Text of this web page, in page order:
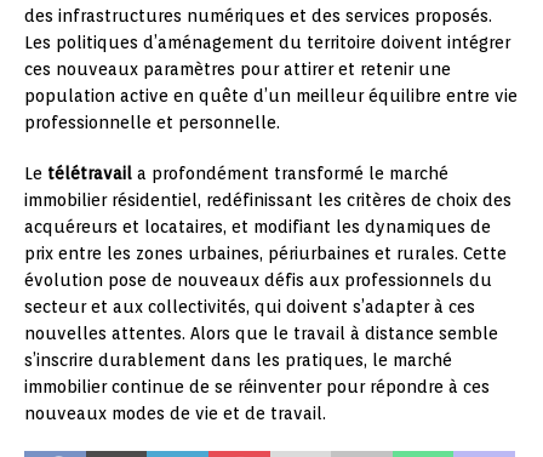
des infrastructures numériques et des services proposés.
Les politiques d’aménagement du territoire doivent intégrer
ces nouveaux paramètres pour attirer et retenir une
population active en quête d’un meilleur équilibre entre vie
professionnelle et personnelle.
Le télétravail a profondément transformé le marché
immobilier résidentiel, redéfinissant les critères de choix des
acquéreurs et locataires, et modifiant les dynamiques de
prix entre les zones urbaines, périurbaines et rurales. Cette
évolution pose de nouveaux défis aux professionnels du
secteur et aux collectivités, qui doivent s’adapter à ces
nouvelles attentes. Alors que le travail à distance semble
s’inscrire durablement dans les pratiques, le marché
immobilier continue de se réinventer pour répondre à ces
nouveaux modes de vie et de travail.